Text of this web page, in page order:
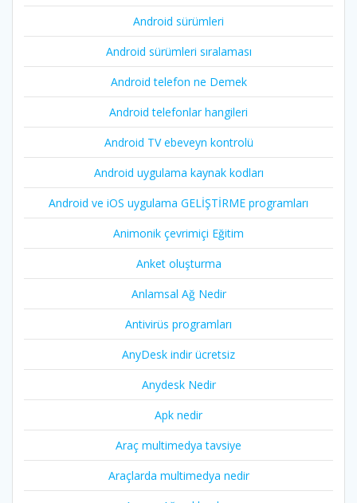
Android sürümleri
Android sürümleri sıralaması
Android telefon ne Demek
Android telefonlar hangileri
Android TV ebeveyn kontrolü
Android uygulama kaynak kodları
Android ve iOS uygulama GELİŞTİRME programları
Animonik çevrimiçi Eğitim
Anket oluşturma
Anlamsal Ağ Nedir
Antivirüs programları
AnyDesk indir ücretsiz
Anydesk Nedir
Apk nedir
Araç multimedya tavsiye
Araçlarda multimedya nedir